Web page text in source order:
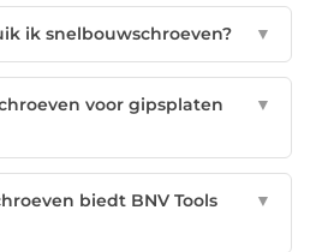
ik snelbouwschroeven? ▼
voor gipsplaten
▼
biedt BNV Tools
▼